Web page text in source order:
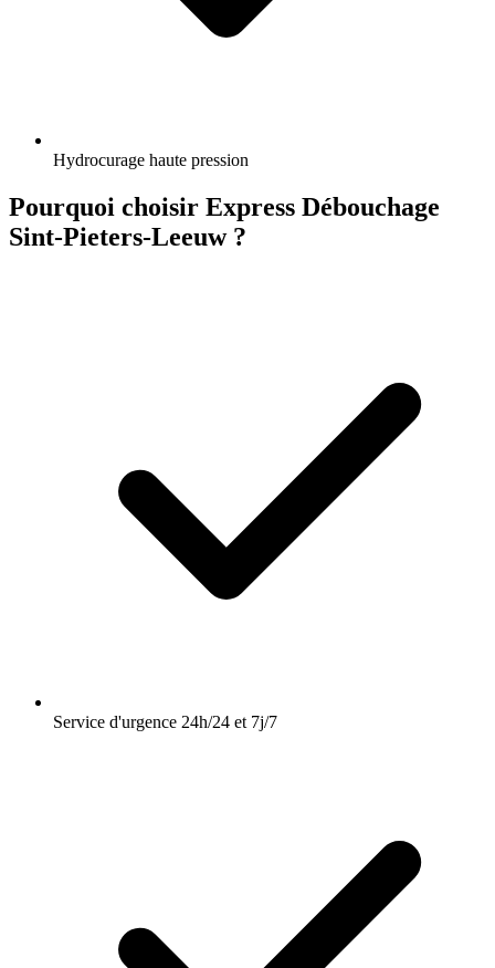
Hydrocurage haute pression
Pourquoi choisir Express Débouchage
Sint-Pieters-Leeuw ?
Service d'urgence 24h/24 et 7j/7